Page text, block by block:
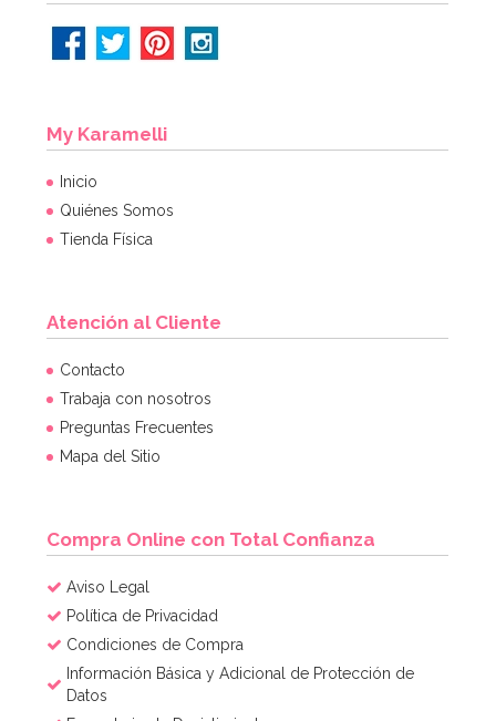
Molde Dora la Exploradora
AÑADIR
My Karamelli
Inicio
Quiénes Somos
Tienda Física
Atención al Cliente
Contacto
Trabaja con nosotros
Preguntas Frecuentes
Mapa del Sitio
Compra Online con Total Confianza
Aviso Legal
Política de Privacidad
Condiciones de Compra
Información Básica y Adicional de Protección de
Datos